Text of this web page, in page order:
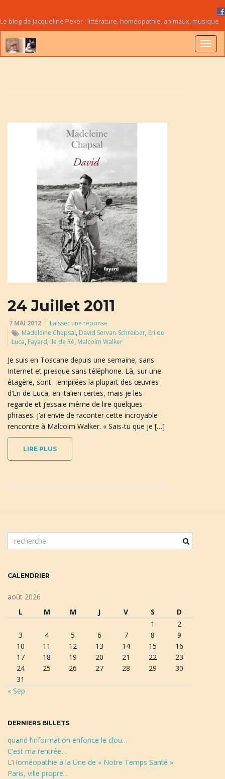
Le blog de Jacqueline Peker : littérature, homéopathie, animaux, musique
24 Juillet 2011
7 MAI 2012
Laisser une réponse
Madeleine Chapsal, David Servan-Schreiber, Eri de
Luca, Fayard, Ile de Ré, Malcolm Walker
Je suis en Toscane depuis une semaine, sans
Internet et presque sans téléphone. Là, sur une
étagère, sont empilées la plupart des œuvres
d’Eri de Luca, en italien certes, mais je les
regarde et j’essaie même de lire quelques
phrases. J’ai envie de raconter cette incroyable
rencontre à Malcolm Walker. « Sais-tu que je […]
LIRE PLUS
o
c
CALENDRIER
août 2026
L
M M J V S D
« Sep
1
2
3
4 5 6 7 8
9
10
11 12 13 14 15
16
17
18 19 20 21 22
23
24
25 26 27 28 29
30
31
DERNIERS BILLETS
quand l’information enfonce le clou…
C’est ma rentrée…
L’Homéopathie à la Une de « Notre Temps Santé »
Paris, ville propre…